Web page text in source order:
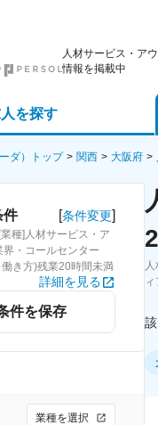
人材サービス・ア
情報を掲載中
を探す
ダ）トップ 関西 大阪府
件 [条件変更]
種]人材サービス・ア
界・コールセンター
き方)残業20時間未満
詳細を見る
件を保存
業種を選択